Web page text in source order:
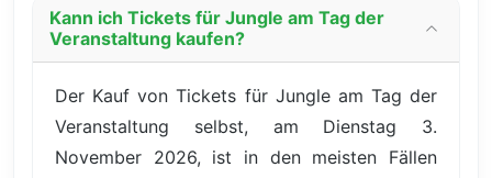
Kann ich Tickets für Jungle am Tag der
Veranstaltung kaufen?
Der Kauf von Tickets für Jungle am Tag der
Veranstaltung selbst, am Dienstag 3.
November 2026, ist in den meisten Fällen